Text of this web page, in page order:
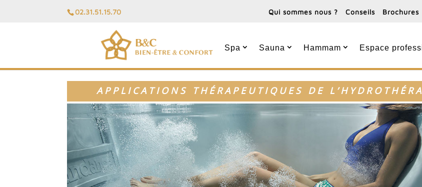
02.31.51.15.70 Qui sommes nous ? Conseils Brochures
Spa Sauna Hammam Espace
APPLICATIONS THÉRAPEUTIQUES DE